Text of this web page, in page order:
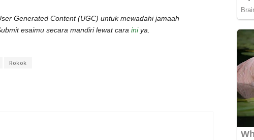
Generated Content (UGC) untuk mewadahi jamaah
esaimu secara mandiri lewat cara iniya.
Rokok